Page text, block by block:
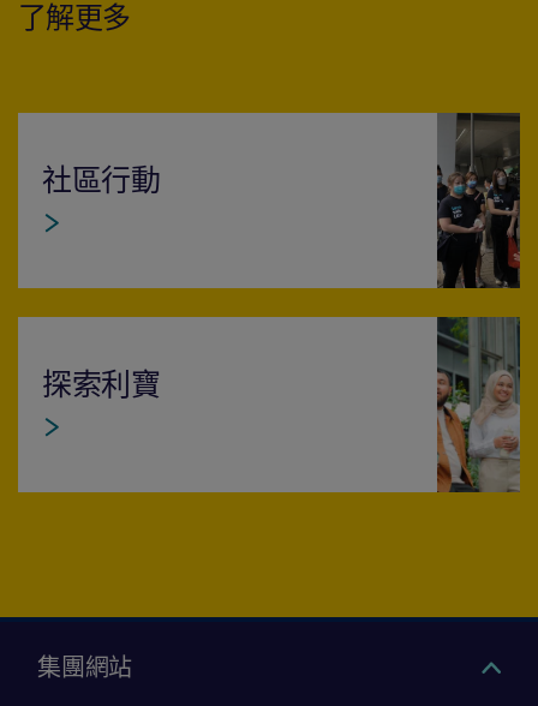
了解更多
社區行動
探索利寶
集團網站